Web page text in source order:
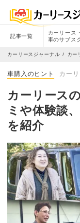
記事一覧
カーリース・
車のサブス
カーリースジャーナル カー
車購入のヒント カー
カーリース
ミや体験談
を紹介